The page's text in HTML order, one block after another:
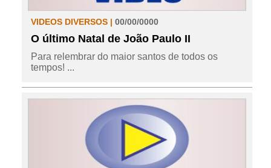
VIDEOS DIVERSOS | 00/00/0000
O último Natal de João Paulo II
Para relembrar do maior santos de todos os
tempos! ...